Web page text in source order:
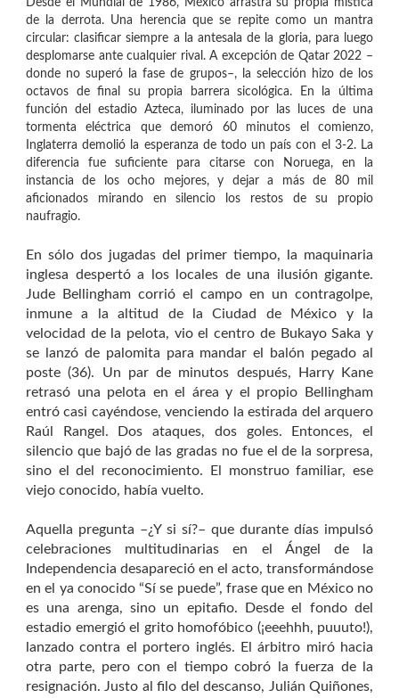
Desde el Mundial de 1986, México arrastra su propia mística
de la derrota. Una herencia que se repite como un mantra
circular: clasificar siempre a la antesala de la gloria, para luego
desplomarse ante cualquier rival. A excepción de Qatar 2022 –
donde no superó la fase de grupos–, la selección hizo de los
octavos de final su propia barrera sicológica. En la última
función del estadio Azteca, iluminado por las luces de una
tormenta eléctrica que demoró 60 minutos el comienzo,
Inglaterra demolió la esperanza de todo un país con el 3-2. La
diferencia fue suficiente para citarse con Noruega, en la
instancia de los ocho mejores, y dejar a más de 80 mil
aficionados mirando en silencio los restos de su propio
naufragio.
En sólo dos jugadas del primer tiempo, la maquinaria
inglesa despertó a los locales de una ilusión gigante.
Jude Bellingham corrió el campo en un contragolpe,
inmune a la altitud de la Ciudad de México y la
velocidad de la pelota, vio el centro de Bukayo Saka y
se lanzó de palomita para mandar el balón pegado al
poste (36). Un par de minutos después, Harry Kane
retrasó una pelota en el área y el propio Bellingham
entró casi cayéndose, venciendo la estirada del arquero
Raúl Rangel. Dos ataques, dos goles. Entonces, el
silencio que bajó de las gradas no fue el de la sorpresa,
sino el del reconocimiento. El monstruo familiar, ese
viejo conocido, había vuelto.
Aquella pregunta –¿Y si sí?– que durante días impulsó
celebraciones multitudinarias en el Ángel de la
Independencia desapareció en el acto, transformándose
en el ya conocido “Sí se puede”, frase que en México no
es una arenga, sino un epitafio. Desde el fondo del
estadio emergió el grito homofóbico (¡eeehhh, puuuto!),
lanzado contra el portero inglés. El árbitro miró hacia
otra parte, pero con el tiempo cobró la fuerza de la
resignación. Justo al filo del descanso, Julián Quiñones,